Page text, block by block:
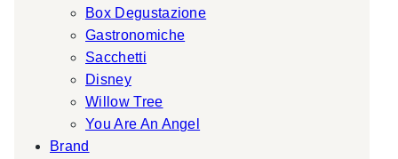
Box Degustazione
Gastronomiche
Sacchetti
Disney
Willow Tree
You Are An Angel
Brand